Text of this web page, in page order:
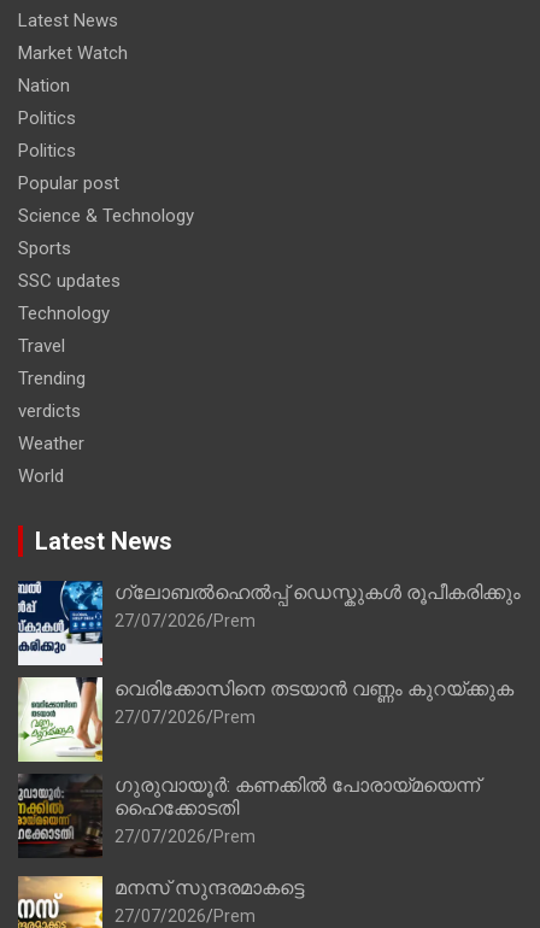
Latest News
Market Watch
Nation
Politics
Politics
Popular post
Science & Technology
Sports
SSC updates
Technology
Travel
Trending
verdicts
Weather
World
Latest News
ഗ്ലോബൽഹെൽപ്പ് ഡെസ്കുകൾ രൂപീകരിക്കും
27/07/2026 Prem
വെരിക്കോസിനെ തടയാൻ വണ്ണം കുറയ്ക്കുക
27/07/2026 Prem
ഗുരുവായൂർ: കണക്കിൽ പോരായ്മയെന്ന്
ഹൈക്കോടതി
27/07/2026 Prem
മനസ് സുന്ദരമാകട്ടെ
27/07/2026 Prem